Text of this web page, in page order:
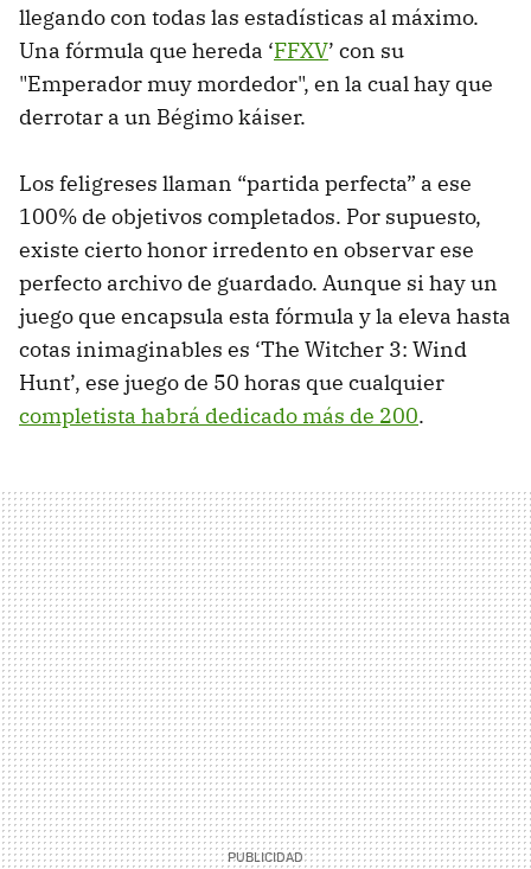
llegando con todas las estadísticas al máximo.
Una fórmula que hereda ‘FFXV’ con su
"Emperador muy mordedor", en la cual hay que
derrotar a un Bégimo káiser.
Los feligreses llaman “partida perfecta” a ese
100% de objetivos completados. Por supuesto,
existe cierto honor irredento en observar ese
perfecto archivo de guardado. Aunque si hay un
juego que encapsula esta fórmula y la eleva hasta
cotas inimaginables es ‘The Witcher 3: Wind
Hunt’, ese juego de 50 horas que cualquier
completista habrá dedicado más de 200.